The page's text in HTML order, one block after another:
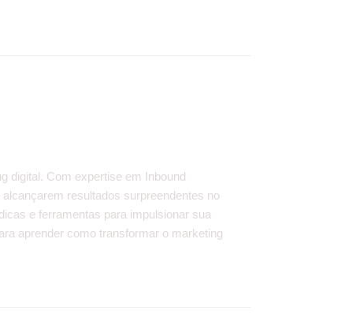
digital. Com expertise em Inbound
resultados surpreendentes no
e ferramentas para impulsionar sua
aprender como transformar o marketing